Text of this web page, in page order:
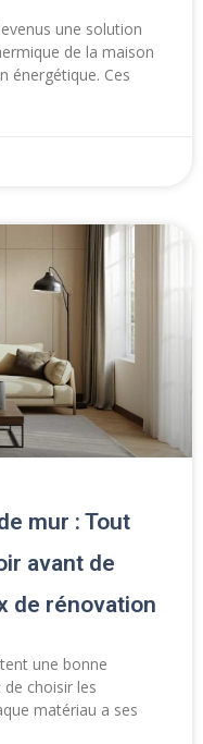
une solution
de la maison
énergétique. Ces
mur : Tout
avant de
de rénovation
une bonne
de choisir les
matériau a ses